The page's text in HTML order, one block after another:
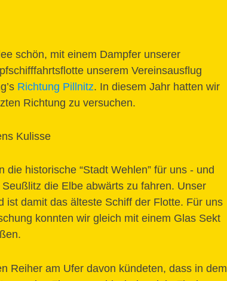
schön, mit einem Dampfer unserer
unserem Vereinsausflug
Richtung Pillnitz. In diesem Jahr hatten wir
Richtung zu versuchen.
historische “Stadt Wehlen” für uns - und
die Elbe abwärts zu fahren. Unser
ist damit das älteste Schiff der Flotte. Für uns
konnten wir gleich mit einem Glas Sekt
Reiher am Ufer davon kündeten, dass in dem